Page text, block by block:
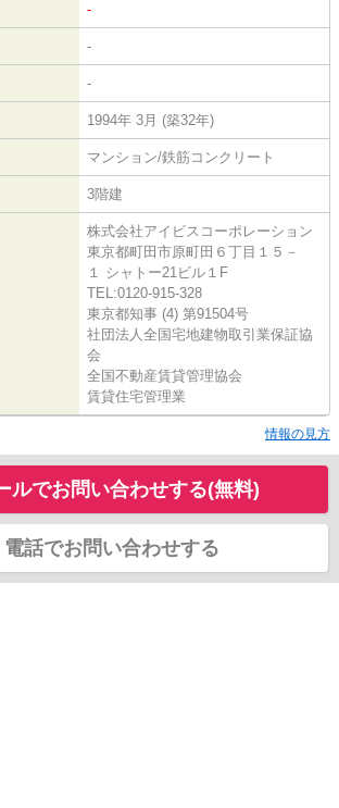
-
-
-
1994年 3月 (築32年)
マンション/鉄筋コンクリート
3階建
株式会社アイビスコーポレーション
東京都町田市原町田６丁目１５－
１ シャトー21ビル１F
TEL:0120-915-328
東京都知事 (4) 第91504号
社団法人全国宅地建物取引業保証協
会
全国不動産賃貸管理協会
賃貸住宅管理業
情報の見方
ルでお問い合わせする(無料)
電話でお問い合わせする